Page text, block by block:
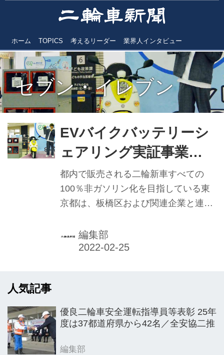
ホーム TOPICS 考えるリーダー 業界人インタビュー
セブン・イレブン
EVバイクバッテリーシ
ェアリング実証事業
「e-Ride Tokyo」スタ
ート
都内で販売される二輪新車すべての
100％非ガソリン化を目指している東
京都は、板橋区および関連企業と連携
リーシェアリング実証事業「e-Ride
Tokyo」（イーライド東京）を、板橋
は、関係自治体や都民、企業の皆様な
ど多様な主体が心を合わせて取り組ん
メッセージが送られ、「行動の輪を広
編集部
人気記事
優良二輪車安全運転指導員等表彰 25年
度は37都道府県から42名／全安協二推
編集部